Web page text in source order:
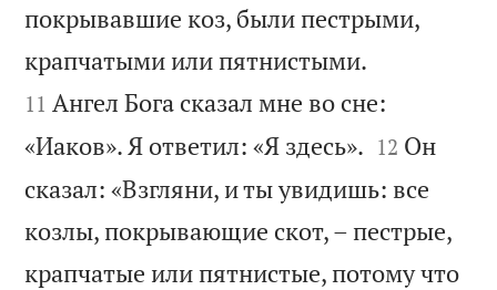
покрывавшие коз, были пестрыми,
крапчатыми или пятнистыми.
11 Ангел Бога сказал мне во сне:
«Иаков». Я ответил: «Я здесь». 

12 Он
сказал: «Взгляни, и ты увидишь: все
козлы, покрывающие скот, – пестрые,
крапчатые или пятнистые, потому что